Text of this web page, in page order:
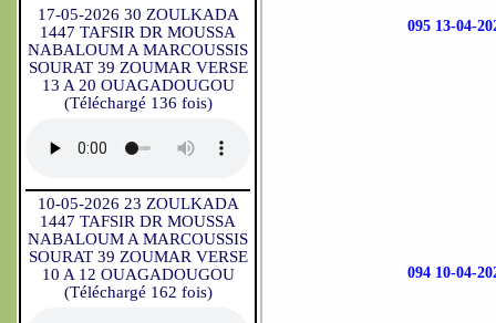
17-05-2026 30 ZOULKADA
1447 TAFSIR DR MOUSSA
NABALOUM A MARCOUSSIS
SOURAT 39 ZOUMAR VERSE
13 A 20 OUAGADOUGOU
(Téléchargé 136 fois)
10-05-2026 23 ZOULKADA
1447 TAFSIR DR MOUSSA
NABALOUM A MARCOUSSIS
SOURAT 39 ZOUMAR VERSE
10 A 12 OUAGADOUGOU
(Téléchargé 162 fois)
095 13-04-
094 10-04-